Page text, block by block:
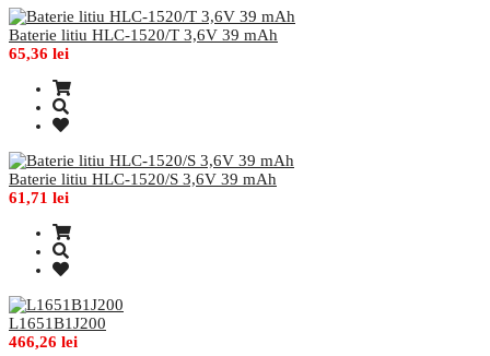
Baterie litiu HLC-1520/T 3,6V 39 mAh
65,36 lei
Baterie litiu HLC-1520/S 3,6V 39 mAh
61,71 lei
L1651B1J200
466,26 lei